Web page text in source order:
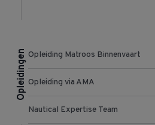
OpleidingenOpleiding Matroos Binnenvaart
Opleiding via AMA
Nautical Expertise Team